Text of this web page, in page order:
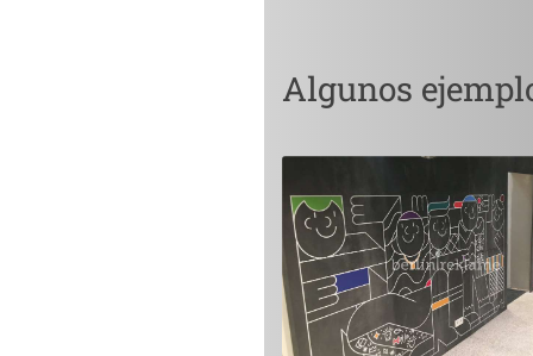
Algunos